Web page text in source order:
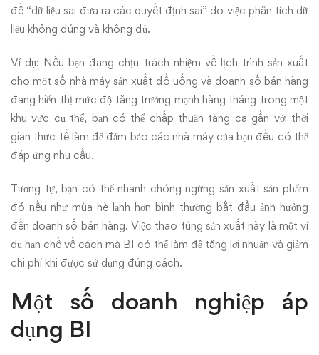
đề “dữ liệu sai đưa ra các quyết định sai” do việc phân tích dữ
liệu không đúng và không đủ.
Ví dụ: Nếu bạn đang chịu trách nhiệm về lịch trình sản xuất
cho một số nhà máy sản xuất đồ uống và doanh số bán hàng
đang hiển thị mức độ tăng trưởng mạnh hàng tháng trong một
khu vực cụ thể, bạn có thể chấp thuận tăng ca gần với thời
gian thực tế làm để đảm bảo các nhà máy của bạn đều có thể
đáp ứng nhu cầu.
Tương tự, bạn có thể nhanh chóng ngừng sản xuất sản phẩm
đó nếu như mùa hè lạnh hơn bình thường bắt đầu ảnh hưởng
đến doanh số bán hàng. Việc thao túng sản xuất này là một ví
dụ hạn chế về cách mà BI có thể làm để tăng lợi nhuận và giảm
chi phí khi được sử dụng đúng cách.
Một số doanh nghiệp áp
dụng BI